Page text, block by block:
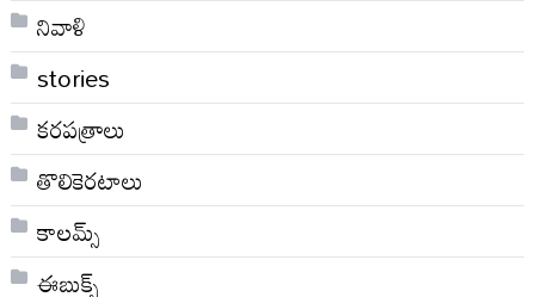
నివాళి
stories
కరపత్రాలు
తొలికెరటాలు
కాలమ్స్
ఈబుక్స్